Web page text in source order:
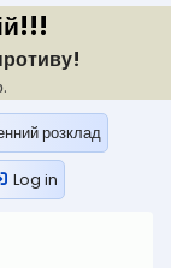
розклад
Log in